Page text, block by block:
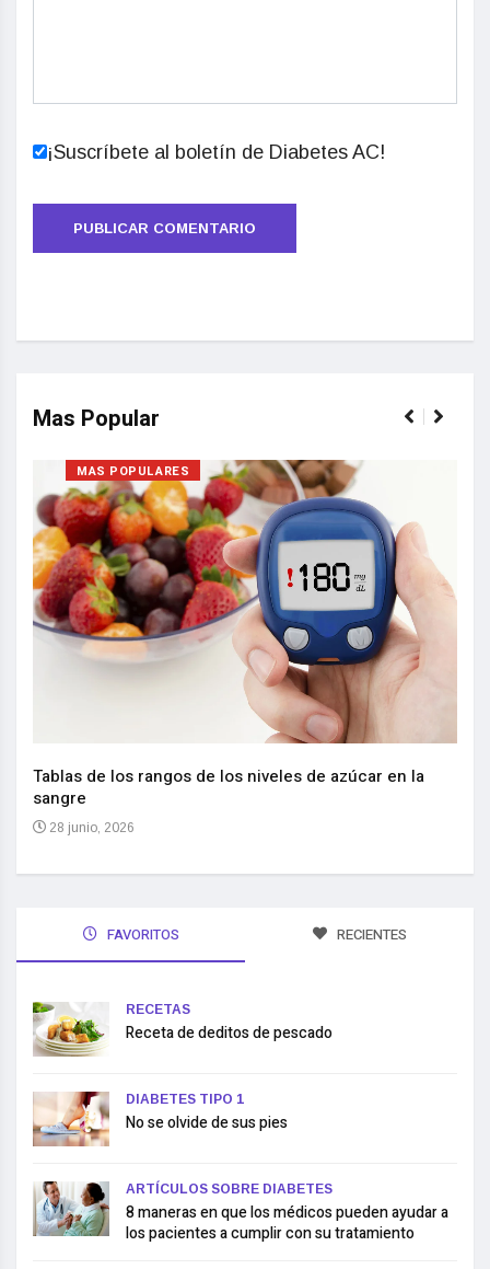
¡Suscríbete al boletín de Diabetes AC!
Mas Popular
MAS POPULARES
Tablas de los rangos de los niveles de azúcar en la
sangre
28 junio, 2026
FAVORITOS RECIENTES
RECETAS
Receta de deditos de pescado
DIABETES TIPO 1
No se olvide de sus pies
ARTÍCULOS SOBRE DIABETES
8 maneras en que los médicos pueden ayudar a
los pacientes a cumplir con su tratamiento